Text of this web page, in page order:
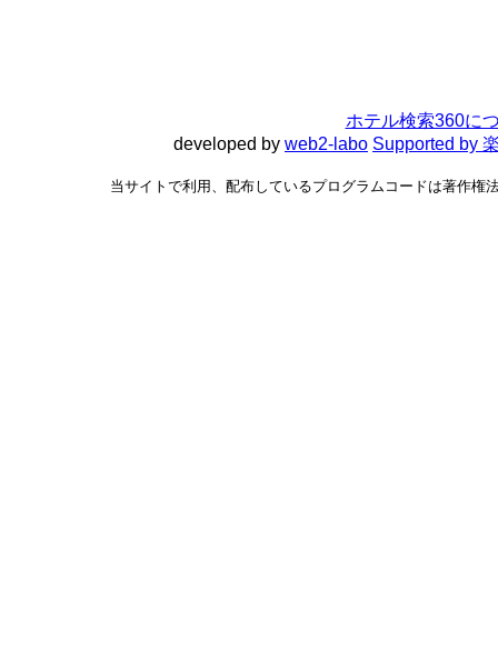
ホテル検索360に
developed by web2-labo Supported by
当サイトで利用、配布しているプログラムコードは著作